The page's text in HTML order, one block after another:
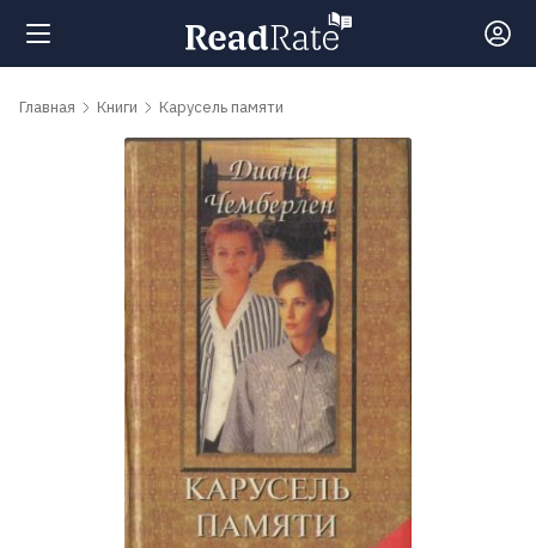
Поиск
Рейтинги
обсуждаемые
Главная Книги Карусель памяти